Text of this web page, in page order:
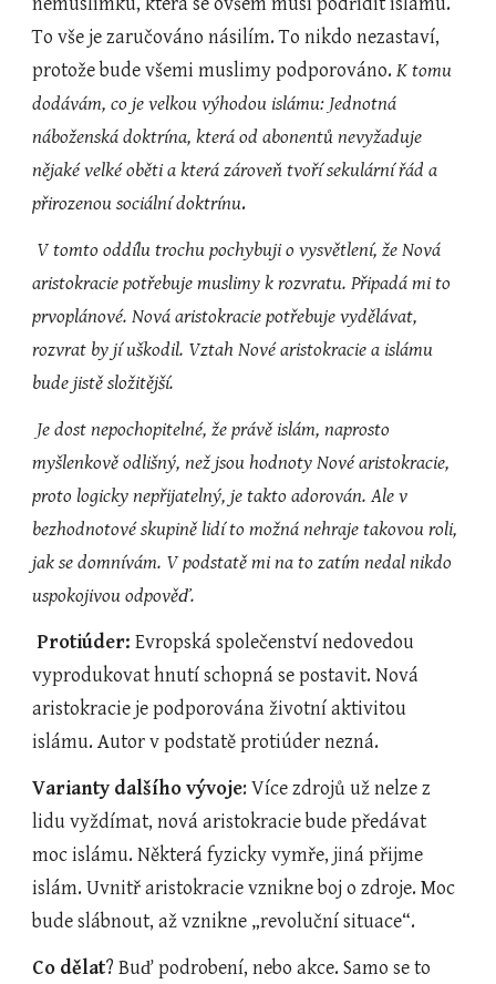
To vše je zaručováno násilím. To nikdo nezastaví,
protože bude všemi muslimy podporováno. K tomu
dodávám, co je velkou výhodou islámu: Jednotná
náboženská doktrína, která od abonentů nevyžaduje
nějaké velké oběti a která zároveň tvoří sekulární řád a
přirozenou sociální doktrínu.
V tomto oddílu trochu pochybuji o vysvětlení, že Nová
aristokracie potřebuje muslimy k rozvratu. Připadá mi to
prvoplánové. Nová aristokracie potřebuje vydělávat,
rozvrat by jí uškodil. Vztah Nové aristokracie a islámu
bude jistě složitější.
myšlenkově odlišný, než jsou hodnoty Nové aristokracie,
proto logicky nepřijatelný, je takto adorován. Ale v
bezhodnotové skupině lidí to možná nehraje takovou roli,
jak se domnívám. V podstatě mi na to zatím nedal nikdo
uspokojivou odpověď.
Protiúder: Evropská společenství nedovedou
vyprodukovat hnutí schopná se postavit. Nová
aristokracie je podporována životní aktivitou
islámu. Autor v podstatě protiúder nezná.
Varianty dalšího vývoje: Více zdrojů už nelze z
lidu vyždímat, nová aristokracie bude předávat
moc islámu. Některá fyzicky vymře, jiná přijme
islám. Uvnitř aristokracie vznikne boj o zdroje. Moc
bude slábnout, až vznikne „revoluční situace“.
Co dělat? Buď podrobení, nebo akce. Samo se to